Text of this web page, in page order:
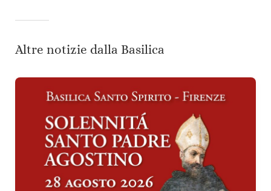
Altre notizie dalla Basilica